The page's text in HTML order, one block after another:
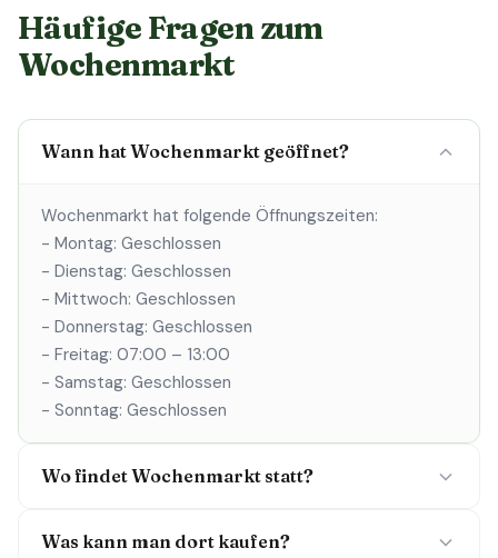
Häufige Fragen zum
Wochenmarkt
Wann hat Wochenmarkt geöffnet?
Wochenmarkt hat folgende Öffnungszeiten:
- Montag: Geschlossen
- Dienstag: Geschlossen
- Mittwoch: Geschlossen
- Donnerstag: Geschlossen
- Freitag: 07:00 – 13:00
- Samstag: Geschlossen
- Sonntag: Geschlossen
Wo findet Wochenmarkt statt?
Was kann man dort kaufen?